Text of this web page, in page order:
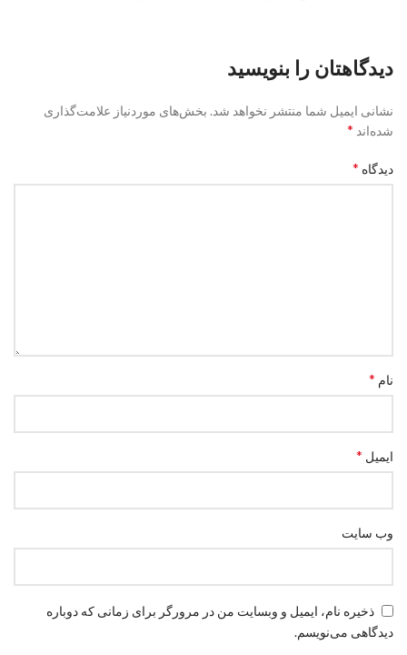
دیدگاهتان را بنویسید
نشانی ایمیل شما منتشر نخواهد شد. بخش‌های موردنیاز علامت‌گذاری
شده‌اند *
دیدگاه *
نام *
ایمیل *
وب‌ سایت
ذخیره نام، ایمیل و وبسایت من در مرورگر برای زمانی که دوباره
دیدگاهی می‌نویسم.